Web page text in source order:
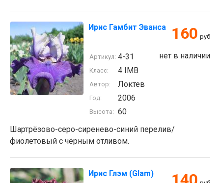
Ирис Гамбит Эванса 160 руб
нет в наличии
Артикул: 4-31
Класс: 4 IMB
Автор: Локтев
Год: 2006
Высота: 60
Шартрёзово-серо-сиренево-синий перелив/
фиолетовый с чёрным отливом.
Ирис Глэм (Glam)